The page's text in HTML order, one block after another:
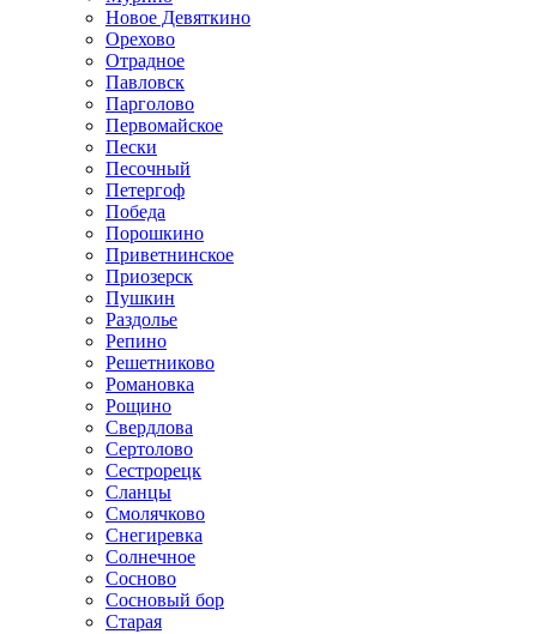
Новое Девяткино
Орехово
Отрадное
Павловск
Парголово
Первомайское
Пески
Песочный
Петергоф
Победа
Порошкино
Приветнинское
Приозерск
Пушкин
Раздолье
Репино
Решетниково
Романовка
Рощино
Свердлова
Сертолово
Сестрорецк
Сланцы
Смолячково
Снегиревка
Солнечное
Сосново
Сосновый бор
Старая